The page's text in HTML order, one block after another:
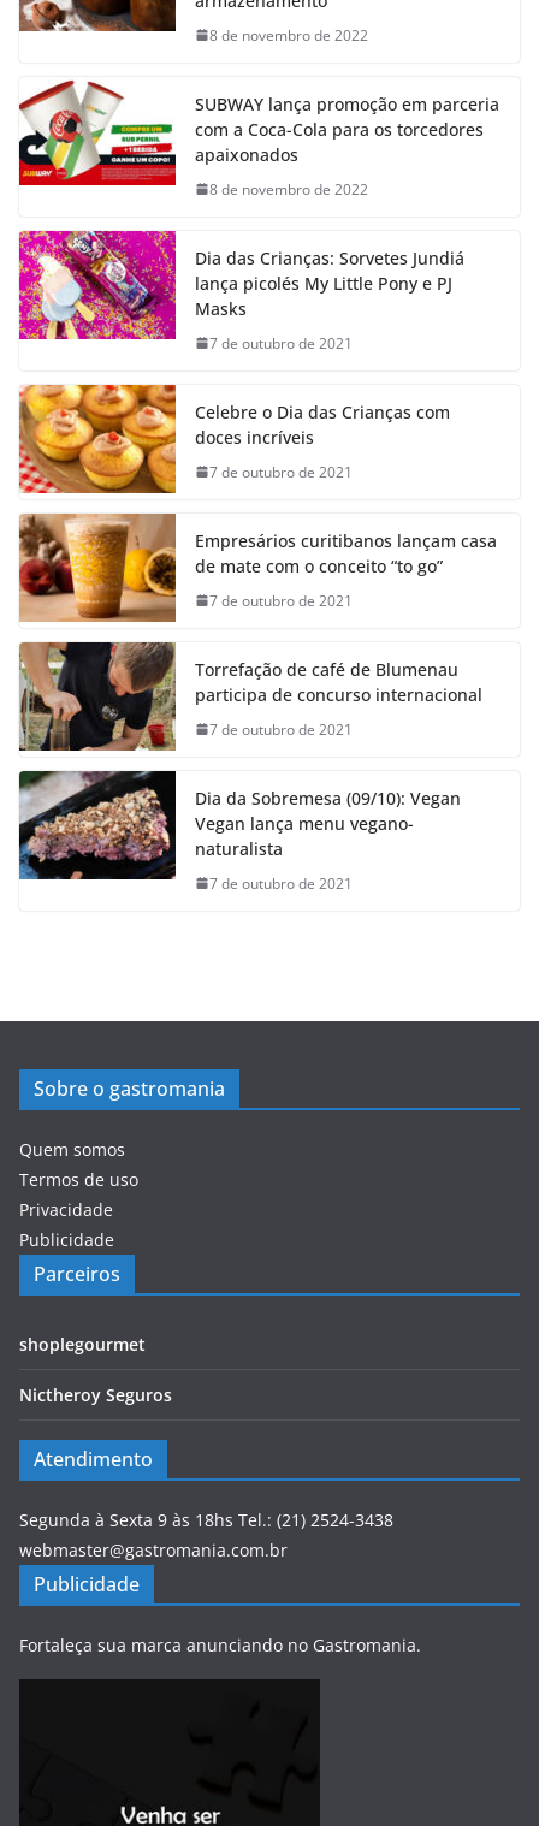
8 de novembro de 2022
SUBWAY lança promoção em parceria
com a Coca-Cola para os torcedores
apaixonados
8 de novembro de 2022
Dia das Crianças: Sorvetes Jundiá
lança picolés My Little Pony e PJ
Masks
7 de outubro de 2021
Celebre o Dia das Crianças com
doces incríveis
7 de outubro de 2021
Empresários curitibanos lançam casa
de mate com o conceito “to go”
7 de outubro de 2021
Torrefação de café de Blumenau
participa de concurso internacional
7 de outubro de 2021
Dia da Sobremesa (09/10): Vegan
Vegan lança menu vegano-
naturalista
7 de outubro de 2021
Sobre o gastromania
Quem somos
Termos de uso
Privacidade
Publicidade
Parceiros
shoplegourmet
Nictheroy Seguros
Atendimento
Segunda à Sexta 9 às 18hs Tel.: (21) 2524-3438
webmaster@gastromania.com.br
Publicidade
Fortaleça sua marca anunciando no Gastromania.